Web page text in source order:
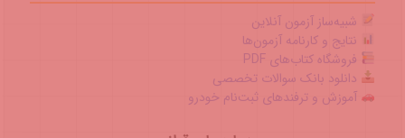
شبیه‌ساز آزمون آنلاین
نتایج و کارنامه آزمون‌ها
فروشگاه کتاب‌های PDF
دانلود بانک سوالات تخصصی
آموزش و ترفندهای ثبت‌نام خودرو